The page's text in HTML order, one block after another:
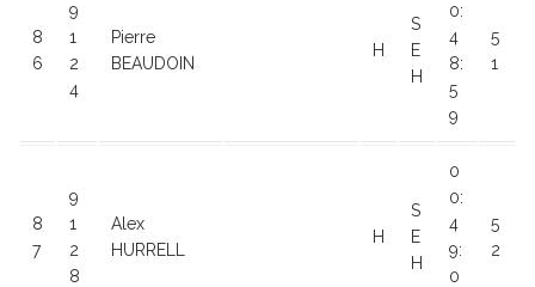
8
6
9
1
2
4
Pierre
BEAUDOIN
H
S
E
H
0:
4
8:
5
9
5
1
8
7
9
1
2
8
Alex
HURRELL
H
S
E
H
0
0:
4
9:
0
5
2